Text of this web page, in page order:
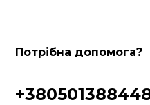
Потрібна допомога?